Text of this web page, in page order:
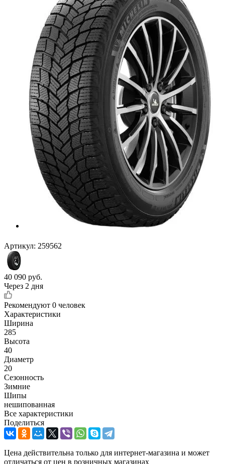
Артикул: 259562
40 090 руб.
Через 2 дня
Рекомендуют 0 человек
Характеристики
Ширина
285
Высота
40
Диаметр
20
Сезонность
Зимние
Шипы
нешипованная
Все характеристики
Поделиться
Цена действительна только для интернет-магазина и может
отличаться от цен в розничных магазинах